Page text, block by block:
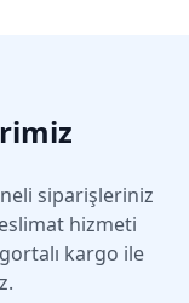
siparişleriniz
hizmeti
kargo ile